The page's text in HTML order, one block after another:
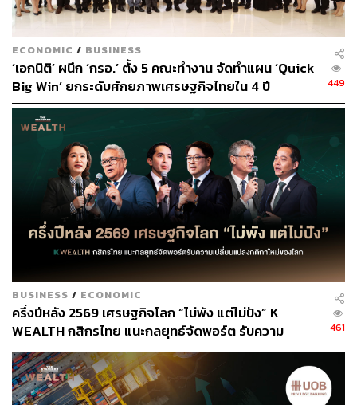
ECONOMIC / BUSINESS
‘เอกนิติ’ ผนึก ‘กรอ.’ ตั้ง 5 คณะทำงาน จัดทำแผน ‘Quick
Big Win’ ยกระดับศักยภาพเศรษฐกิจไทยใน 4 ปี
449
BUSINESS / ECONOMIC
ครึ่งปีหลัง 2569 เศรษฐกิจโลก “ไม่พัง แต่ไม่ปัง” K
WEALTH กสิกรไทย แนะกลยุทธ์จัดพอร์ต รับความ
เปลี่ยนแปลงกติกาใหม่ของโลก
461